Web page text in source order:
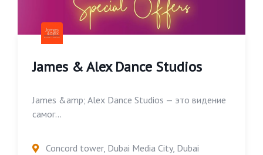
James & Alex Dance Studios
James &amp; Alex Dance Studios — это видение
самог...
Concord tower, Dubai Media City, Dubai